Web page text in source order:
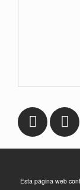
Esta página web